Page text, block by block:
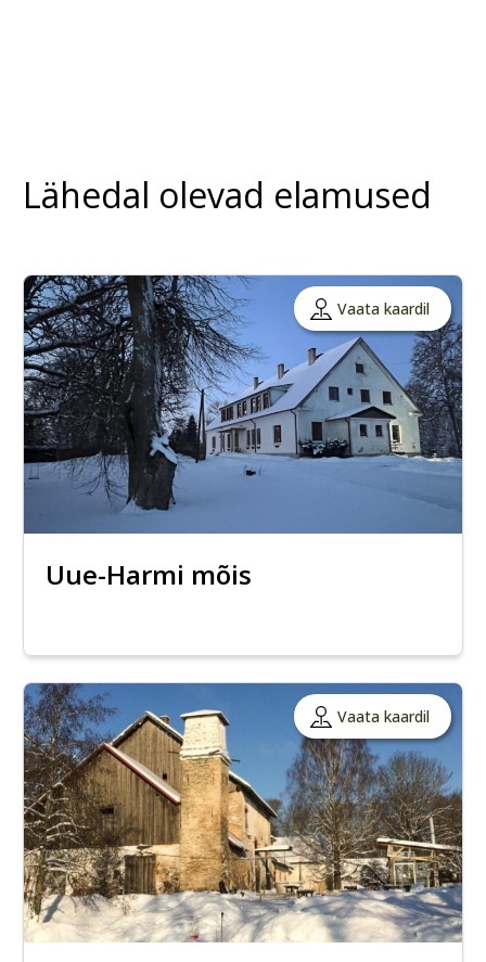
Lähedal olevad elamused
Vaata kaardil
Uue-Harmi mõis
Vaata kaardil